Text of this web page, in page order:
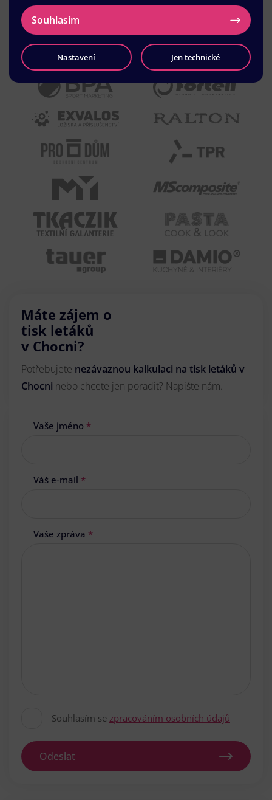
Máte zájem o
tisk letáků
v Chocni?
Potřebujete nezávaznou kalkulaci na tisk letáků v
Chocni nebo chcete jen poradit? Napište nám.
Vaše jméno *
Váš e-mail *
Vaše zpráva *
Souhlasím se zpracováním osobních údajů
Odeslat
Souhlasím
Nastavení Jen technické